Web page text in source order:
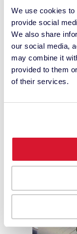
We use cookies
provide social
We also share
our social media,
may combine it
provided to them
of their services.